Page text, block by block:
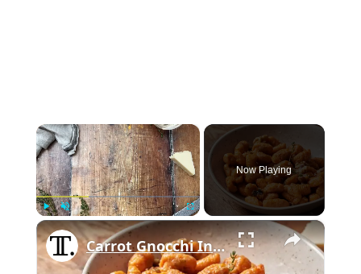
×
Unmute
Now Playing
×
Carrot Gnocchi In Walnut Brown Butter Recipe